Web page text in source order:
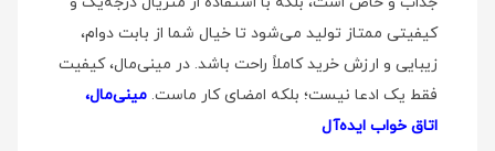
کیفیتی ممتاز تولید می‌شود تا خیال شما از بابت دوام،
زیبایی و ارزش خرید کاملاً راحت باشد. در مینی‌مال، کیفیت
فقط یک ادعا نیست؛ بلکه امضای کار ماست. مینی‌مال،
اتاق خواب ایده‌آل